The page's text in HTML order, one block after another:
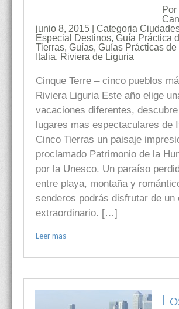
junio 8, 2015 | Categoria
Especial Destinos, Guía Práctica
Tierras, Guías, Guías Prácticas
Italia, Riviera de Liguria
Cinque Terre – cinco pueblos
Riviera Liguria Este año elige
vacaciones diferentes,
lugares mas espectaculares de
Cinco Tierras un paisaje
proclamado Patrimonio de la
por la Unesco. Un paraíso
entre playa, montaña y
senderos podrás disfrutar de un
extraordinario. […]
Leer mas